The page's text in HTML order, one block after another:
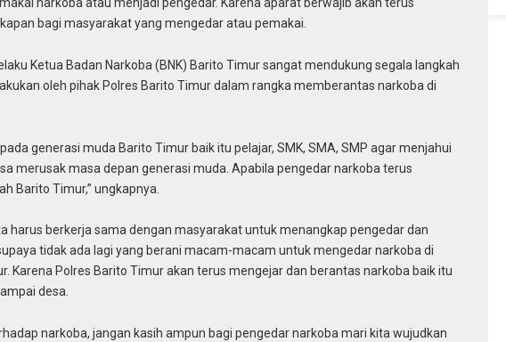
bagi masyarakat yang mengedar atau pemakai.
Ketua Badan Narkoba (BNK) Barito Timur sangat mendukung segala langkah
oleh pihak Polres Barito Timur dalam rangka memberantas narkoba di
generasi muda Barito Timur baik itu pelajar, SMK, SMA, SMP agar menjahui
merusak masa depan generasi muda. Apabila pengedar narkoba terus
Barito Timur,” ungkapnya.
harus berkerja sama dengan masyarakat untuk menangkap pengedar dan
tidak ada lagi yang berani macam-macam untuk mengedar narkoba di
Karena Polres Barito Timur akan terus mengejar dan berantas narkoba baik itu
desa.
narkoba, jangan kasih ampun bagi pengedar narkoba mari kita wujudkan